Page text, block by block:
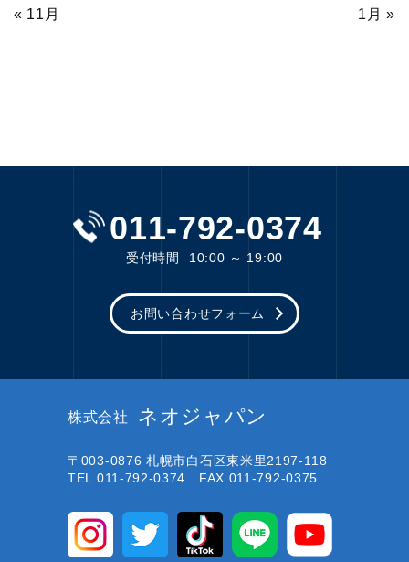
« 11月 1月 »
011-792-0374
受付時間 10:00 ～ 19:00
お問い合わせフォーム
株式会社 ネオジャパン
〒003-0876 札幌市白石区東米里2197-118
TEL 011-792-0374 FAX 011-792-0375